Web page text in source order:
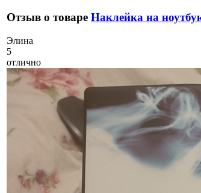
Отзыв о товаре Наклейка на
Элина
5
отлично